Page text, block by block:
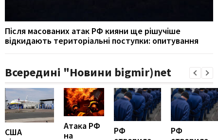
Після масованих атак РФ кияни ще рішучіше
відкидають територіальні поступки: опитування
Всередині "Новини bigmir)net
США
Атака РФ
на
РФ
РФ